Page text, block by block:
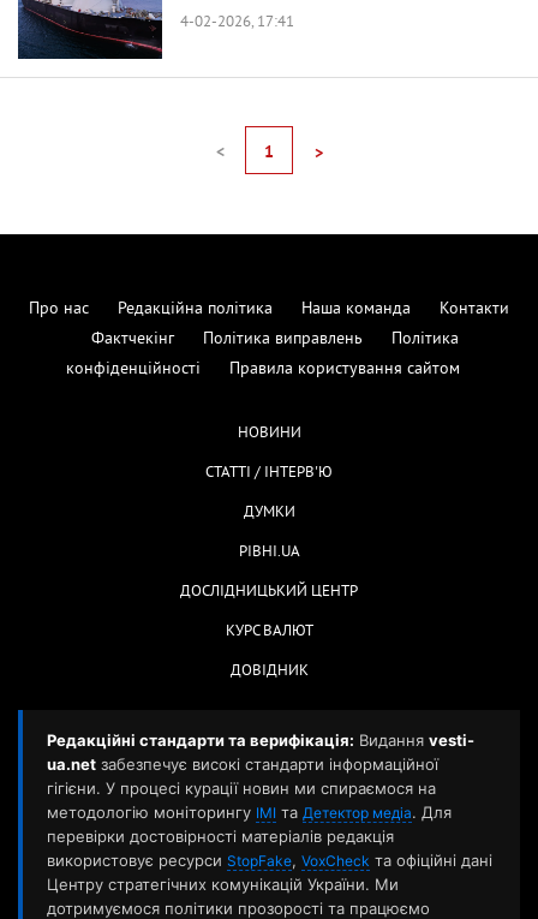
4-02-2026, 17:41
< 1 >
Про нас Редакційна політика Наша команда
Контакти
Фактчекінг
Політика виправлень
Політика
конфіденційності
Правила користування сайтом
НОВИНИ
СТАТТІ / ІНТЕРВ'Ю
ДУМКИ
РІВНІ.UA
ДОСЛІДНИЦЬКИЙ ЦЕНТР
КУРС ВАЛЮТ
ДОВІДНИК
Редакційні стандарти та верифікація: Видання vesti-
ua.net забезпечує високі стандарти інформаційної
гігієни. У процесі курації новин ми спираємося на
методологію моніторингу ІМІ та Детектор медіа. Для
перевірки достовірності матеріалів редакція
використовує ресурси StopFake, VoxCheck та офіційні дані
Центру стратегічних комунікацій України. Ми
дотримуємося політики прозорості та працюємо